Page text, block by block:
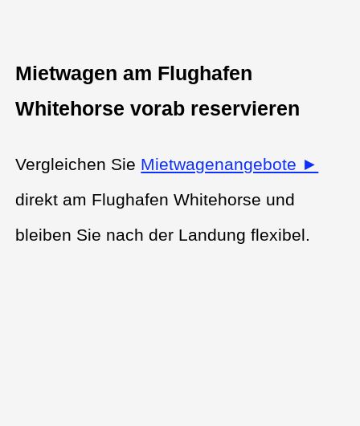
Mietwagen am Flughafen
Whitehorse vorab reservieren
Vergleichen Sie Mietwagenangebote ►
direkt am Flughafen Whitehorse und
bleiben Sie nach der Landung flexibel.